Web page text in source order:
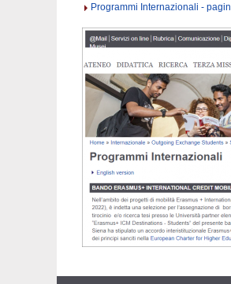
Programmi Internazionali -